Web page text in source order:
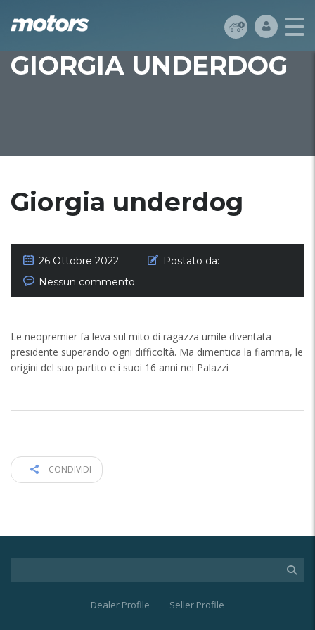
GIORGIA UNDERDOG
Giorgia underdog
26 Ottobre 2022
Postato da:
Nessun commento
Le neopremier fa leva sul mito di ragazza umile diventata
presidente superando ogni difficoltà. Ma dimentica la fiamma, le
origini del suo partito e i suoi 16 anni nei Palazzi
CONDIVIDI
Dealer Profile Seller Profile